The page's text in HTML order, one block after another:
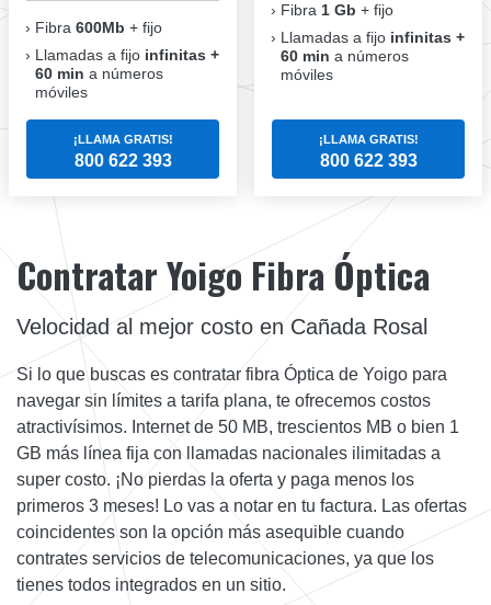
Fibra 600Mb + fijo
Llamadas a fijo infinitas +
60 min a números
móviles
¡LLAMA GRATIS!
800 622 393
Fibra 1 Gb + fijo
Llamadas a fijo infinitas +
60 min a números
móviles
¡LLAMA GRATIS!
800 622 393
Contratar Yoigo Fibra Óptica
Velocidad al mejor costo en Cañada Rosal
Si lo que buscas es contratar fibra Óptica de Yoigo para
navegar sin límites a tarifa plana, te ofrecemos costos
atractivísimos. Internet de 50 MB, trescientos MB o bien 1
GB más línea fija con llamadas nacionales ilimitadas a
super costo. ¡No pierdas la oferta y paga menos los
primeros 3 meses! Lo vas a notar en tu factura. Las ofertas
coincidentes son la opción más asequible cuando
contrates servicios de telecomunicaciones, ya que los
tienes todos integrados en un sitio.